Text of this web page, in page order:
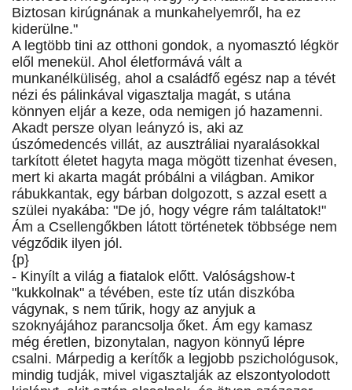
Biztosan kirúgnának a munkahelyemről, ha ez
kiderülne."
A legtöbb tini az otthoni gondok, a nyomasztó légkör
elől menekül. Ahol életformává vált a
munkanélküliség, ahol a családfő egész nap a tévét
nézi és pálinkával vigasztalja magát, s utána
könnyen eljár a keze, oda nemigen jó hazamenni.
Akadt persze olyan leányzó is, aki az
úszómedencés villát, az ausztráliai nyaralásokkal
tarkított életet hagyta maga mögött tizenhat évesen,
mert ki akarta magát próbálni a világban. Amikor
rábukkantak, egy bárban dolgozott, s azzal esett a
szülei nyakába: "De jó, hogy végre rám találtatok!"
Ám a Csellengőkben látott történetek többsége nem
végződik ilyen jól.
{p}
- Kinyílt a világ a fiatalok előtt. Valóságshow-t
"kukkolnak" a tévében, este tíz után diszkóba
vágynak, s nem tűrik, hogy az anyjuk a
szoknyájához parancsolja őket. Ám egy kamasz
még éretlen, bizonytalan, nagyon könnyű lépre
csalni. Márpedig a kerítők a legjobb pszichológusok,
mindig tudják, mivel vigasztalják az elszontyolodott